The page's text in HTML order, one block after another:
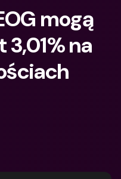
mogą
na